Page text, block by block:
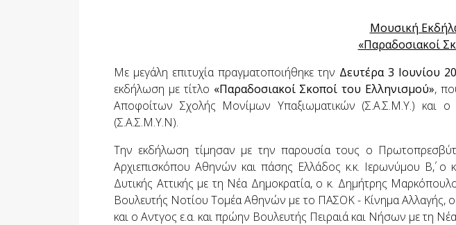
Μουσική
«Παραδοσιακοί
Με μεγάλη επιτυχία πραγματοποιήθηκε την Δευτέρα 3 Ιουνίου
εκδήλωση με τίτλο «Παραδοσιακοί Σκοποί του Ελληνισμού»,
Αποφοίτων Σχολής Μονίμων Υπαξιωματικών (Σ.Α.Σ.Μ.Υ.) και
(Σ.Α.Σ.Μ.Υ.Ν).
Την εκδήλωση τίμησαν με την παρουσία τους ο
Αρχιεπισκόπου Αθηνών και πάσης Ελλάδος κ.κ. Ιερωνύμου Β΄,
Δυτικής Αττικής με τη Νέα Δημοκρατία, ο κ. Δημήτρης
Βουλευτής Νοτίου Τομέα Αθηνών με το ΠΑΣΟΚ - Κίνημα Αλλαγής,
και ο Αντγος ε.α. και πρώην Βουλευτής Πειραιά και Νήσων με τη